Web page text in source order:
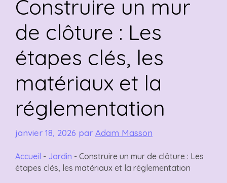
Construire un mur
de clôture : Les
étapes clés, les
matériaux et la
réglementation
janvier 18, 2026 par Adam Masson
Accueil - Jardin - Construire un mur de clôture : Les
étapes clés, les matériaux et la réglementation